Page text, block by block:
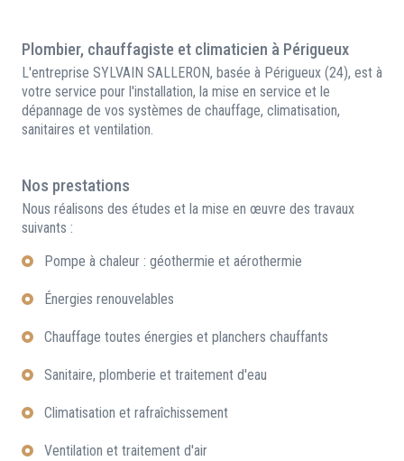
Plombier, chauffagiste et climaticien à Périgueux
L'entreprise SYLVAIN SALLERON, basée à Périgueux (24), est à
votre service pour l'installation, la mise en service et le
dépannage de vos systèmes de chauffage, climatisation,
sanitaires et ventilation.
Nos prestations
Nous réalisons des études et la mise en œuvre des travaux
suivants :
Pompe à chaleur : géothermie et aérothermie
Énergies renouvelables
Chauffage toutes énergies et planchers chauffants
Sanitaire, plomberie et traitement d'eau
Climatisation et rafraîchissement
Ventilation et traitement d'air